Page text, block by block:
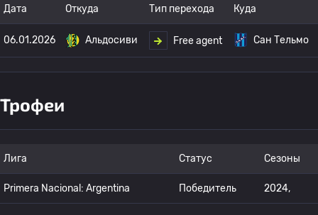
Дата Откуда Тип перехода Куда
06.01.2026 Альдосиви Free agent Сан Тельмо
Трофеи
Лига Статус Сезоны
Primera Nacional: Argentina Победитель 2024,